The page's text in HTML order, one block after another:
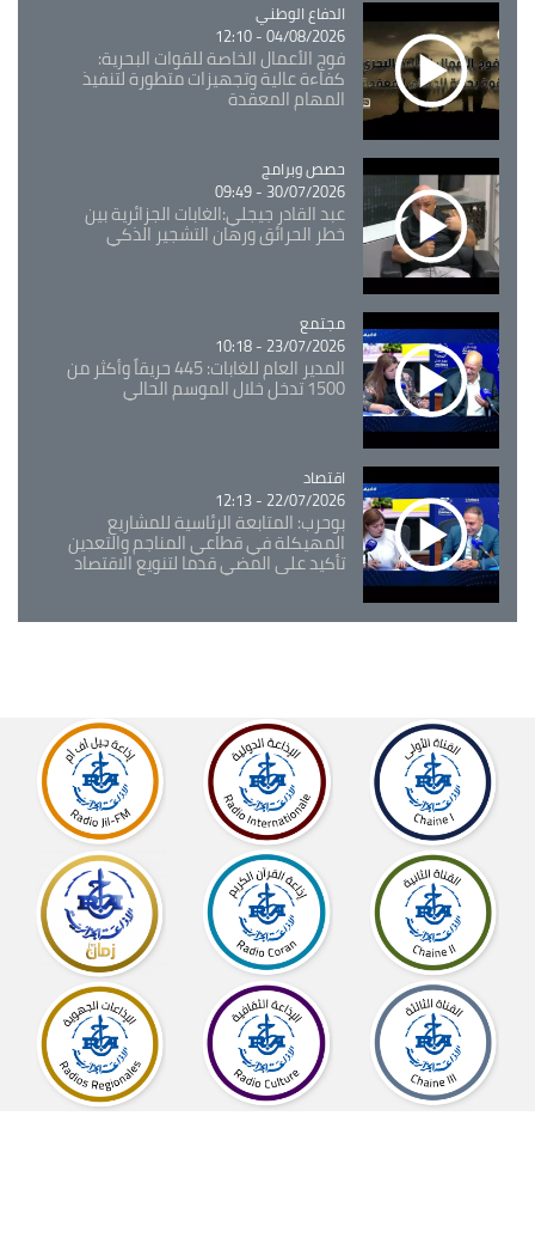
Catégorie
الدفاع الوطني
04/08/2026 - 12:10
فوج الأعمال الخاصة للقوات البحرية:
كفاءة عالية وتجهيزات متطورة لتنفيذ
المهام المعقدة
Catégorie
حصص وبرامج
30/07/2026 - 09:49
عبد القادر جيجلي:الغابات الجزائرية بين
خطر الحرائق ورهان التشجير الذكي
Catégorie
مجتمع
23/07/2026 - 10:18
المدير العام للغابات: 445 حريقاً وأكثر من
1500 تدخل خلال الموسم الحالي
Catégorie
اقتصاد
22/07/2026 - 12:13
بوحرب: المتابعة الرئاسية للمشاريع
المهيكلة في قطاعي المناجم والتعدين
تأكيد على المضي قدما لتنويع الاقتصاد